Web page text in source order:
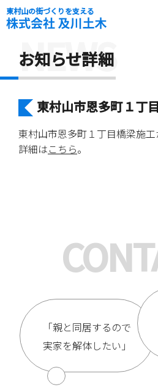
東村山の街づくりを支える
NEWS
お知らせ詳細
東村山市恩多町１丁
東村山市恩多町１丁目橋梁施工
詳細はこちら。
「親と同居するので
実家を解体したい」